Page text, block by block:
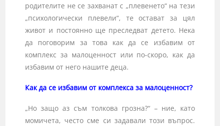
родителите не се захванат с „плевенето“ на тези
„психологически плевели“, те остават за цял
живот и постоянно ще преследват детето. Нека
да поговорим за това как да се избавим от
комплекс за малоценност или по-скоро, как да
избавим от него нашите деца.
Как да се избавим от комплекса за малоценност?
„Но защо аз съм толкова грозна?“ – ние, като
момичета, често сме си задавали този въпрос.